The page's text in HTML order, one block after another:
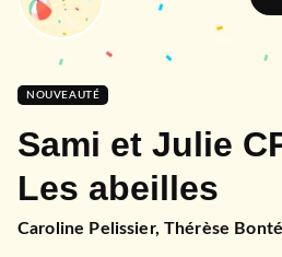
NOUVEAUTÉ
Sami et Julie
Les abeilles
Caroline Pelissier,Thérèse Bonté